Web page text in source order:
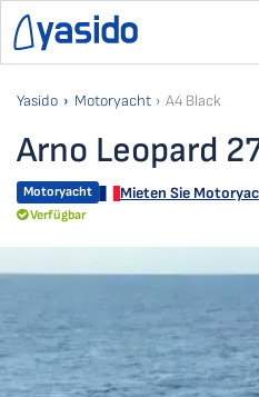
Yasido Motoryacht A4 Black
Arno Leopard
Motoryacht Mieten Sie
Verfügbar